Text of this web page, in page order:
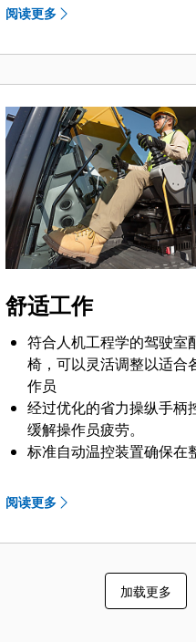
松软、潮湿和粘性物料。
动臂、斗杆以及铲斗连杆
最大限度地提高耐用性。
凭借 52º C（125º F）的
度能力和 -25º C（-13º F
力，应对炎热和寒冷的天
自动液压油预热功能可使
下更快地工作，并有助于
用寿命。
双重燃油过滤可以防止发
Cat 底盘系统坚固耐用，
履带销和衬套之间通过润
封，可以降低行驶噪音并
入，从而有助于延长底盘
命。
阅读更多
舒适工作
符合人机工程学的驾驶室
椅，可以灵活调整以适合
作员
经过优化的省力操纵手柄
缓解操作员疲劳。
标准自动温控装置确保在
驾驶室出色的作业现场视
提供收音机、耳机辅助端
置；24V 直流电插座可提
阅读更多
加载更多